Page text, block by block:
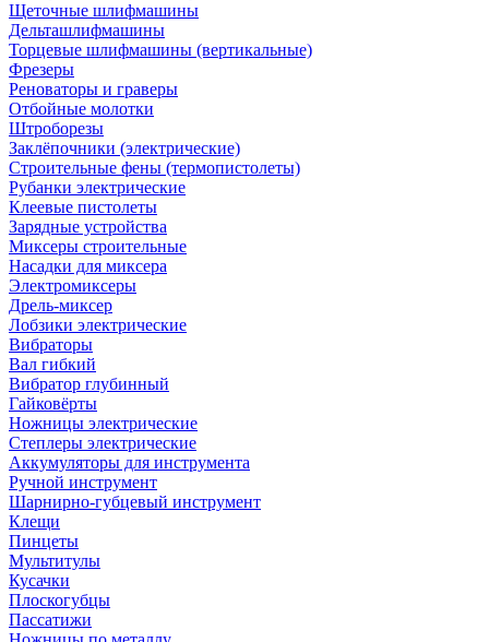
Щеточные шлифмашины
Дельташлифмашины
Торцевые шлифмашины (вертикальные)
Фрезеры
Реноваторы и граверы
Отбойные молотки
Штроборезы
Заклёпочники (электрические)
Строительные фены (термопистолеты)
Рубанки электрические
Клеевые пистолеты
Зарядные устройства
Миксеры строительные
Насадки для миксера
Электромиксеры
Дрель-миксер
Лобзики электрические
Вибраторы
Вал гибкий
Вибратор глубинный
Гайковёрты
Ножницы электрические
Степлеры электрические
Аккумуляторы для инструмента
Ручной инструмент
Шарнирно-губцевый инструмент
Клещи
Пинцеты
Мультитулы
Кусачки
Плоскогубцы
Пассатижи